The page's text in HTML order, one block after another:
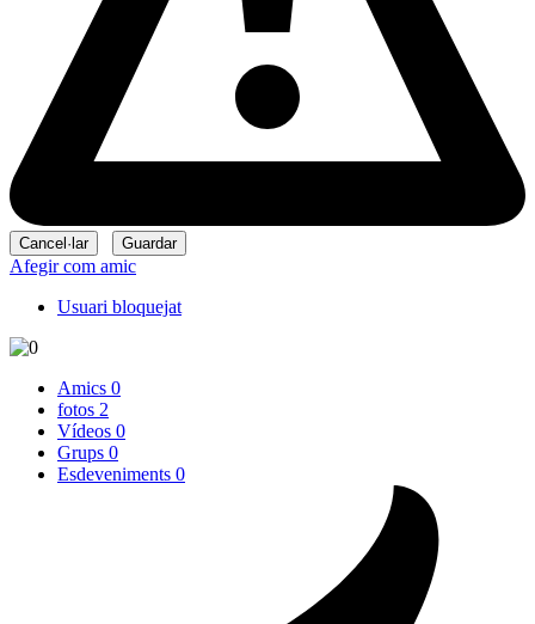
Afegir com amic
Usuari bloquejat
Amics 0
fotos 2
Vídeos 0
Grups 0
Esdeveniments 0